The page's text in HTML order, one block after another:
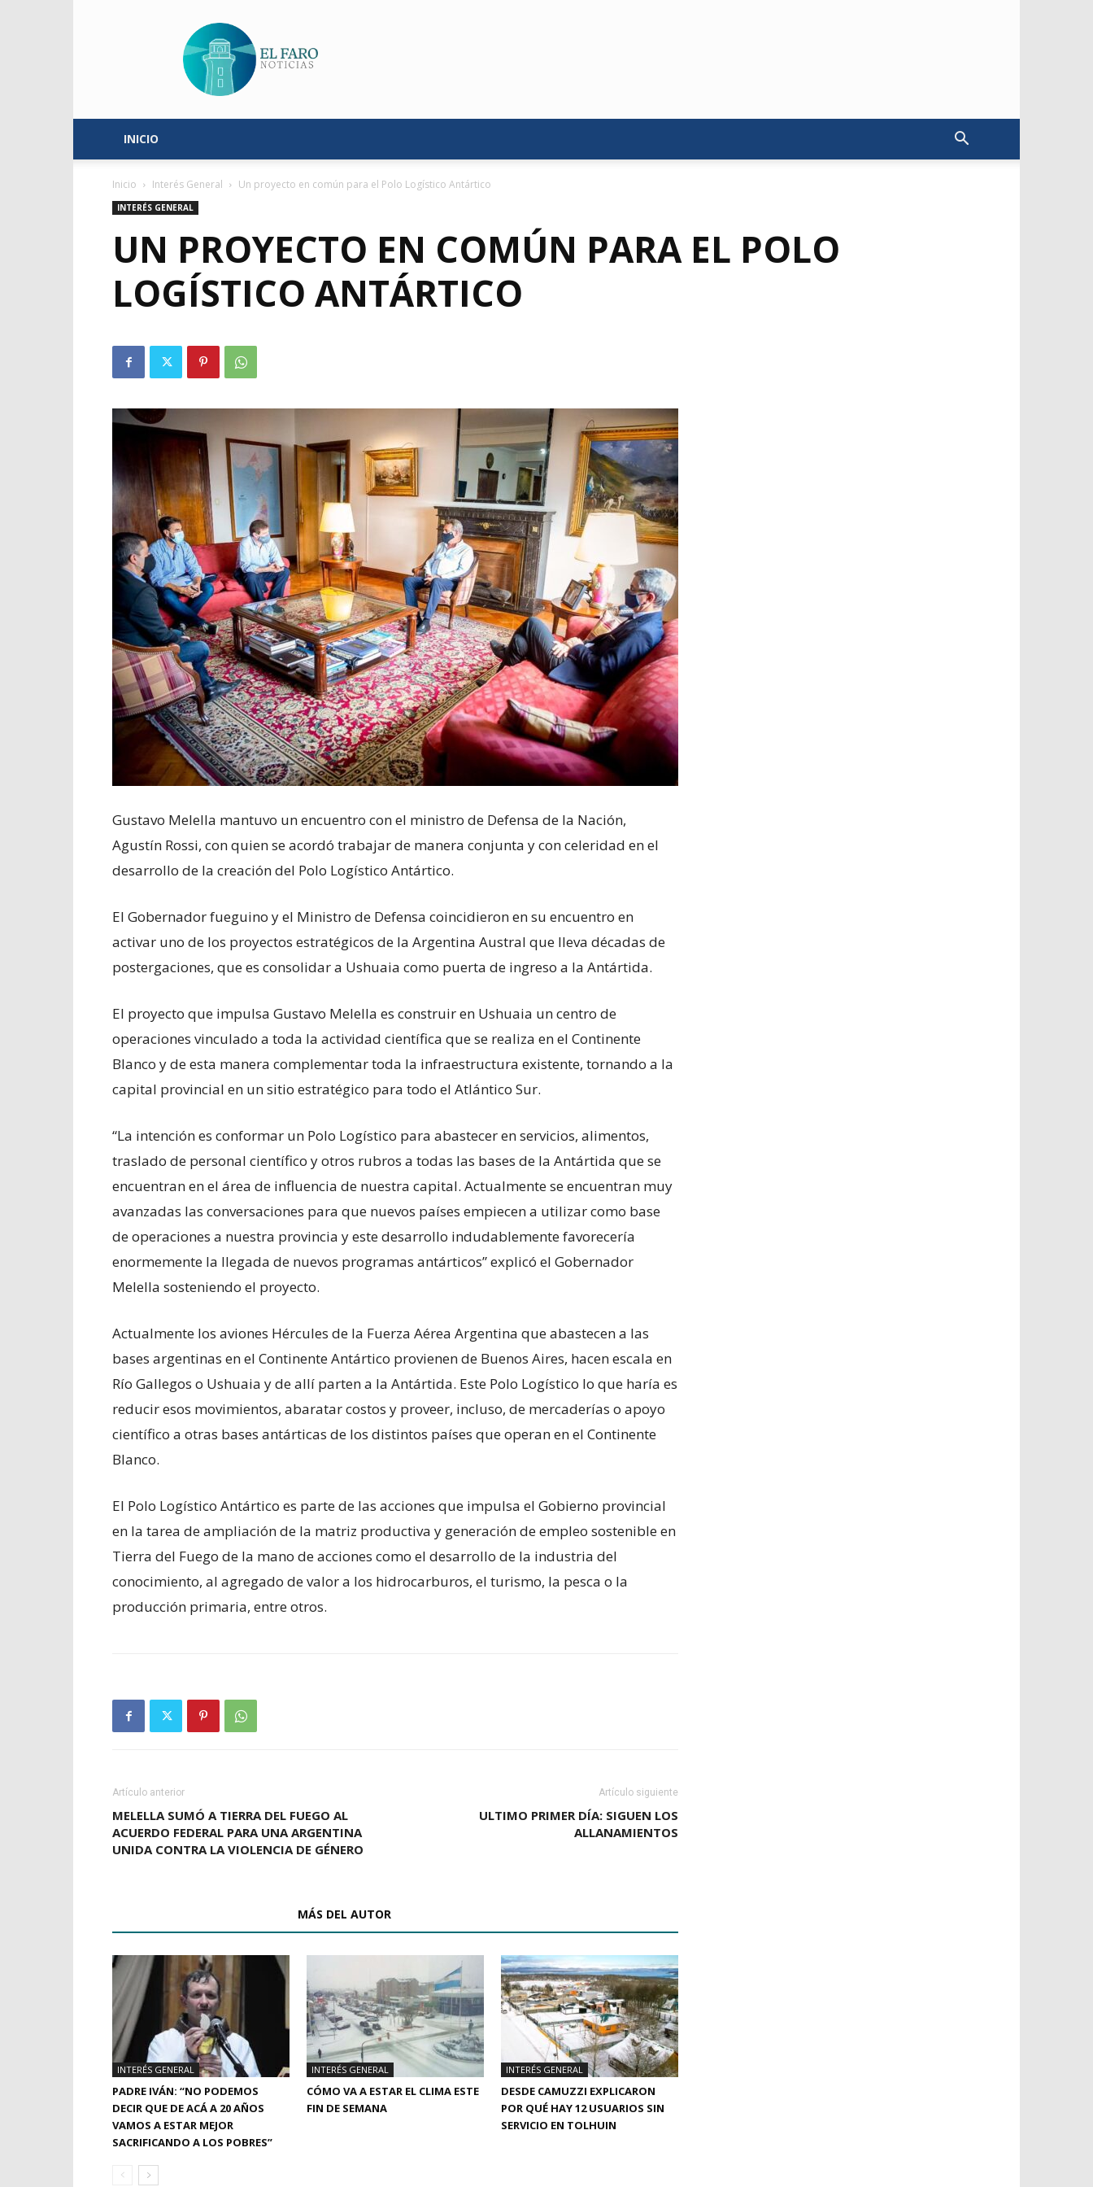
Faro
Noticias
INICIO
Inicio Interés General Un proyecto en común para el Polo Logístico Antártico
INTERÉS GENERAL
UN PROYECTO EN COMÚN PARA EL POLO
LOGÍSTICO ANTÁRTICO
Gustavo Melella mantuvo un encuentro con el ministro de Defensa de la Nación,
Agustín Rossi, con quien se acordó trabajar de manera conjunta y con celeridad en el
desarrollo de la creación del Polo Logístico Antártico.
El Gobernador fueguino y el Ministro de Defensa coincidieron en su encuentro en
activar uno de los proyectos estratégicos de la Argentina Austral que lleva décadas de
postergaciones, que es consolidar a Ushuaia como puerta de ingreso a la Antártida.
El proyecto que impulsa Gustavo Melella es construir en Ushuaia un centro de
operaciones vinculado a toda la actividad científica que se realiza en el Continente
Blanco y de esta manera complementar toda la infraestructura existente, tornando a la
capital provincial en un sitio estratégico para todo el Atlántico Sur.
“La intención es conformar un Polo Logístico para abastecer en servicios, alimentos,
traslado de personal científico y otros rubros a todas las bases de la Antártida que se
encuentran en el área de influencia de nuestra capital. Actualmente se encuentran muy
avanzadas las conversaciones para que nuevos países empiecen a utilizar como base
de operaciones a nuestra provincia y este desarrollo indudablemente favorecería
enormemente la llegada de nuevos programas antárticos” explicó el Gobernador
Melella sosteniendo el proyecto.
Actualmente los aviones Hércules de la Fuerza Aérea Argentina que abastecen a las
bases argentinas en el Continente Antártico provienen de Buenos Aires, hacen escala en
Río Gallegos o Ushuaia y de allí parten a la Antártida. Este Polo Logístico lo que haría es
reducir esos movimientos, abaratar costos y proveer, incluso, de mercaderías o apoyo
científico a otras bases antárticas de los distintos países que operan en el Continente
Blanco.
El Polo Logístico Antártico es parte de las acciones que impulsa el Gobierno provincial
en la tarea de ampliación de la matriz productiva y generación de empleo sostenible en
Tierra del Fuego de la mano de acciones como el desarrollo de la industria del
conocimiento, al agregado de valor a los hidrocarburos, el turismo, la pesca o la
producción primaria, entre otros.
Artículo anterior
MELELLA SUMÓ A TIERRA DEL FUEGO AL
ACUERDO FEDERAL PARA UNA ARGENTINA
UNIDA CONTRA LA VIOLENCIA DE GÉNERO
Artículo siguiente
ULTIMO PRIMER DÍA: SIGUEN LOS
ALLANAMIENTOS
MÁS DEL AUTOR
INTERÉS GENERAL
PADRE IVÁN: “NO PODEMOS
DECIR QUE DE ACÁ A 20 AÑOS
VAMOS A ESTAR MEJOR
SACRIFICANDO A LOS POBRES”
INTERÉS GENERAL
CÓMO VA A ESTAR EL CLIMA ESTE
FIN DE SEMANA
INTERÉS GENERAL
DESDE CAMUZZI EXPLICARON
POR QUÉ HAY 12 USUARIOS SIN
SERVICIO EN TOLHUIN